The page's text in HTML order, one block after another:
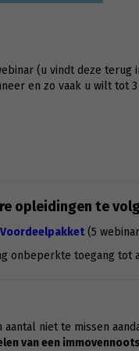
(u vindt deze terug
en zo vaak u wilt tot
opleidingen te
Voordeelpakket(5
onbeperkte toegang tot
niet te missen
van een